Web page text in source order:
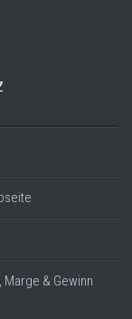
Marge & Gewinn